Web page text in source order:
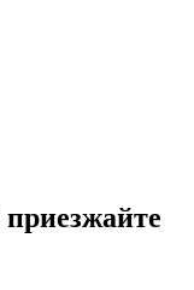
приезжайте